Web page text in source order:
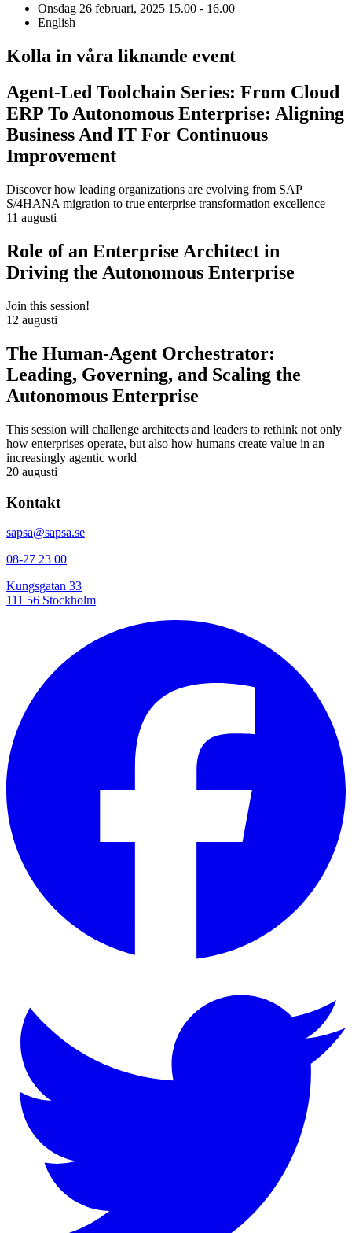
Onsdag 26 februari, 2025 15.00 - 16.00
English
Kolla in våra liknande event
Agent-Led Toolchain Series: From Cloud
ERP To Autonomous Enterprise: Aligning
Business And IT For Continuous
Improvement
Discover how leading organizations are evolving from SAP
S/4HANA migration to true enterprise transformation excellence
11 augusti
Role of an Enterprise Architect in
Driving the Autonomous Enterprise
Join this session!
12 augusti
The Human-Agent Orchestrator:
Leading, Governing, and Scaling the
Autonomous Enterprise
This session will challenge architects and leaders to rethink not only
how enterprises operate, but also how humans create value in an
increasingly agentic world
20 augusti
Kontakt
sapsa@sapsa.se
08-27 23 00
Kungsgatan 33
111 56 Stockholm